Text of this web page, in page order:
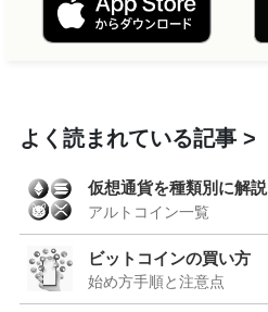
よく読まれている記事
仮想通貨を種類別に解説
アルトコイン一覧
ビットコインの買い方
始め方手順と注意点